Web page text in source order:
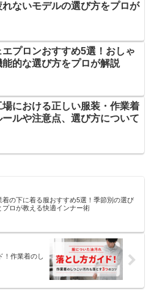
れないモデルの選び方をプロが
エプロンおすすめ5選！おしゃ
能的な選び方をプロが解説
場における正しい服装・作業着
ールや注意点、選び方について
着の下に着る服おすすめ5選！季節別の選び
プロが教える快適インナー術
！作業着のし